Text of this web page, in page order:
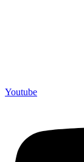
Youtube